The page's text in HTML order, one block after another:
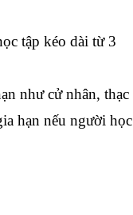
tập kéo dài từ 3
như cử nhân, thạc
hạn nếu người học